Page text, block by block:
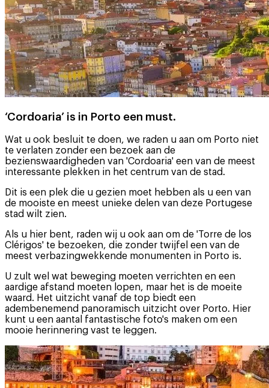
‘Cordoaria’ is in Porto een must.
Wat u ook besluit te doen, we raden u aan om Porto niet
te verlaten zonder een bezoek aan de
bezienswaardigheden van 'Cordoaria' een van de meest
interessante plekken in het centrum van de stad.
Dit is een plek die u gezien moet hebben als u een van
de mooiste en meest unieke delen van deze Portugese
stad wilt zien.
Als u hier bent, raden wij u ook aan om de 'Torre de los
Clérigos' te bezoeken, die zonder twijfel een van de
meest verbazingwekkende monumenten in Porto is.
U zult wel wat beweging moeten verrichten en een
aardige afstand moeten lopen, maar het is de moeite
waard. Het uitzicht vanaf de top biedt een
adembenemend panoramisch uitzicht over Porto. Hier
kunt u een aantal fantastische foto's maken om een
mooie herinnering vast te leggen.